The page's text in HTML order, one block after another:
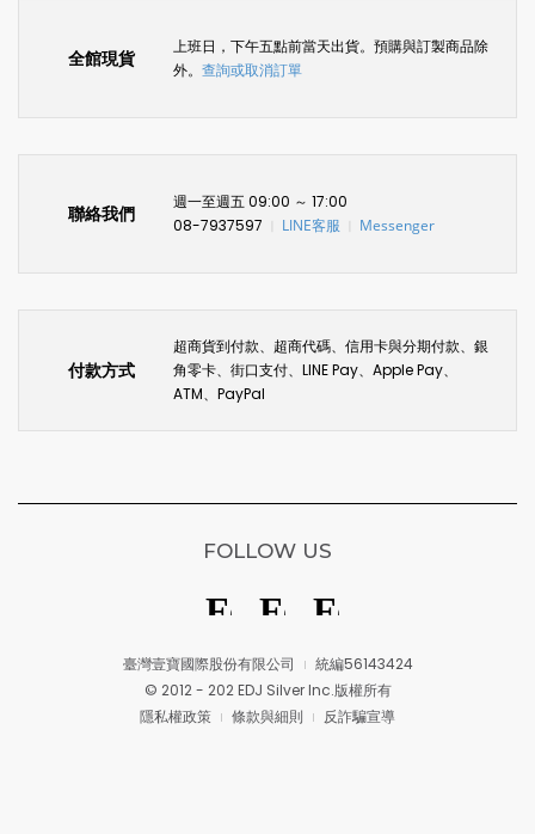
全館現貨
上班日，下午五點前當天出貨。預購與訂製商品除
外。 查詢或取消訂單
聯絡我們
週一至週五 09:00 ～ 17:00
08-7937597
LINE客服 Messenger
付款方式
超商貨到付款、超商代碼、信用卡與分期付款、銀
角零卡、街口支付、LINE Pay、Apple Pay、
ATM、PayPal
臺灣壹寶國際股份有限公司
統編56143424
© 2012 - 202 EDJ Silver Inc.版權所有
隱私權政策
條款與細則 反詐騙宣導
FOLLOW US